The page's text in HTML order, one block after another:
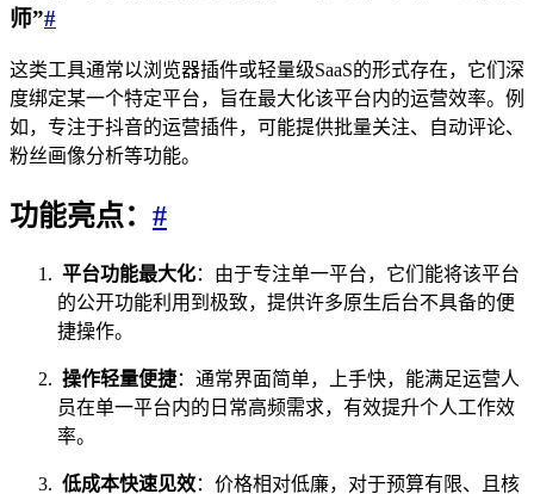
师”#
这类工具通常以浏览器插件或轻量级SaaS的形式存在，它们深
度绑定某一个特定平台，旨在最大化该平台内的运营效率。例
如，专注于抖音的运营插件，可能提供批量关注、自动评论、
粉丝画像分析等功能。
功能亮点： #
平台功能最大化：由于专注单一平台，它们能将该平台
的公开功能利用到极致，提供许多原生后台不具备的便
捷操作。
操作轻量便捷：通常界面简单，上手快，能满足运营人
员在单一平台内的日常高频需求，有效提升个人工作效
率。
低成本快速见效：价格相对低廉，对于预算有限、且核